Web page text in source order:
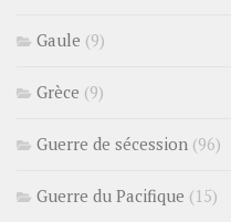
Gaule (9)
Grèce (9)
Guerre de sécession (96)
Guerre du Pacifique (15)